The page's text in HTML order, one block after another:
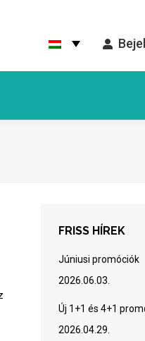
FRISS HÍREK
Júniusi promóciók
2026.06.03.
Új 1+1 és 4+1
2026.04.29.